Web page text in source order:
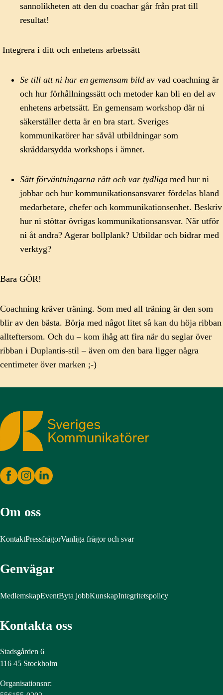
sannolikheten att den du coachar går från prat till
resultat!
Integrera i ditt och enhetens arbetssätt
Se till att ni har en gemensam bild av vad coachning är
och hur förhållningssätt och metoder kan bli en del av
enhetens arbetssätt. En gemensam workshop där ni
säkerställer detta är en bra start. Sveriges
kommunikatörer har såväl utbildningar som
skräddarsydda workshops i ämnet.
Sätt förväntningarna rätt och var tydliga med hur ni
jobbar och hur kommunikationsansvaret fördelas bland
medarbetare, chefer och kommunikationsenhet. Beskriv
hur ni stöttar övrigas kommunikationsansvar. När utför
ni åt andra? Agerar bollplank? Utbildar och bidrar med
verktyg?
Bara GÖR!
Coachning kräver träning. Som med all träning är den som
blir av den bästa. Börja med något litet så kan du höja ribban
allteftersom. Och du – kom ihåg att fira när du seglar över
ribban i Duplantis-stil – även om den bara ligger några
centimeter över marken ;-)
Sveriges Kommunikatörer
Om oss
KontaktPressfrågorVanliga frågor och svar
Genvägar
MedlemskapEventByta jobbKunskapIntegritetspolicy
Kontakta oss
Stadsgården 6
116 45 Stockholm
Organisationsnr: